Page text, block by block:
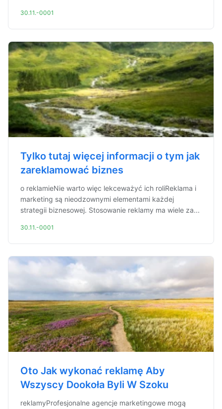
30.11.-0001
Tylko tutaj więcej informacji o tym jak
zareklamować biznes
o reklamieNie warto więc lekceważyć ich roliReklama i
marketing są nieodzownymi elementami każdej
strategii biznesowej. Stosowanie reklamy ma wiele za...
30.11.-0001
Oto Jak wykonać reklamę Aby
Wszyscy Dookoła Byli W Szoku
reklamyProfesjonalne agencje marketingowe mogą